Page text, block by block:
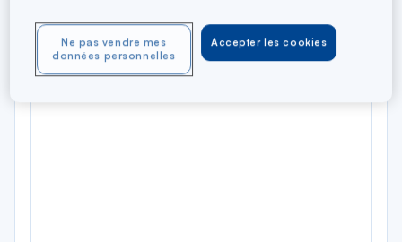
Précédent
N/A*
Aller / Retour — ÉconomiqueAccepter les cookies
Ne pas vendre mes
données personnelles